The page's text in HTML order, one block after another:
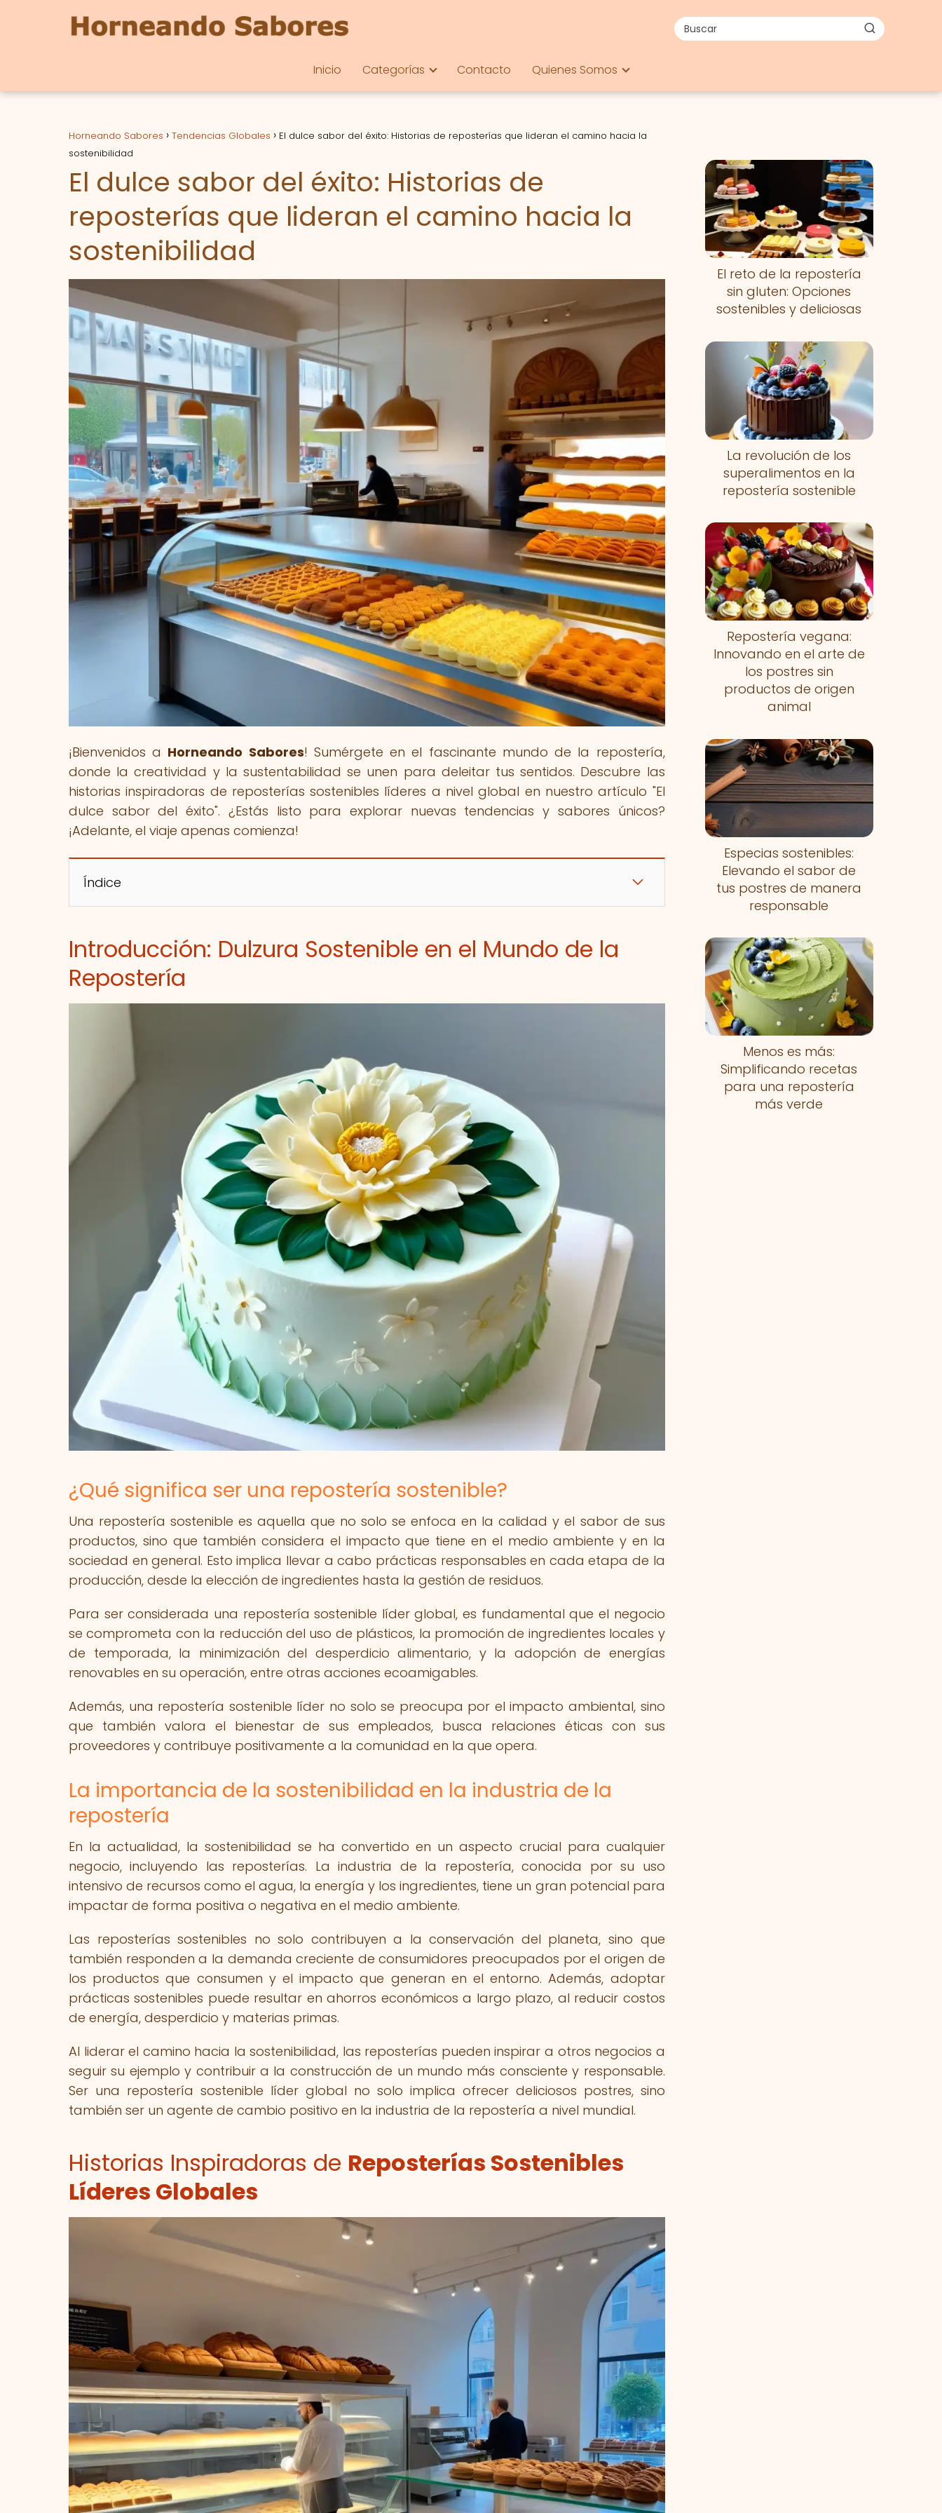
Inicio Categorías Contacto Quienes Somos
Horneando Sabores Tendencias Globales
El dulce sabor del éxito: Historias de reposterías que lideran el camino hacia la
sostenibilidad
El dulce sabor del éxito: Historias de
reposterías que lideran el camino hacia la
sostenibilidad
¡Bienvenidos a Horneando Sabores! Sumérgete en el fascinante mundo de la repostería,
donde la creatividad y la sustentabilidad se unen para deleitar tus sentidos. Descubre las
historias inspiradoras de reposterías sostenibles líderes a nivel global en nuestro artículo "El
dulce sabor del éxito". ¿Estás listo para explorar nuevas tendencias y sabores únicos?
¡Adelante, el viaje apenas comienza!
Índice
Introducción: Dulzura Sostenible en el Mundo de la
Repostería
¿Qué significa ser una repostería sostenible?
Una repostería sostenible es aquella que no solo se enfoca en la calidad y el sabor de sus
productos, sino que también considera el impacto que tiene en el medio ambiente y en la
sociedad en general. Esto implica llevar a cabo prácticas responsables en cada etapa de la
producción, desde la elección de ingredientes hasta la gestión de residuos.
Para ser considerada una repostería sostenible líder global, es fundamental que el negocio
se comprometa con la reducción del uso de plásticos, la promoción de ingredientes locales y
de temporada, la minimización del desperdicio alimentario, y la adopción de energías
renovables en su operación, entre otras acciones ecoamigables.
Además, una repostería sostenible líder no solo se preocupa por el impacto ambiental, sino
que también valora el bienestar de sus empleados, busca relaciones éticas con sus
proveedores y contribuye positivamente a la comunidad en la que opera.
La importancia de la sostenibilidad en la industria de la
repostería
En la actualidad, la sostenibilidad se ha convertido en un aspecto crucial para cualquier
negocio, incluyendo las reposterías. La industria de la repostería, conocida por su uso
intensivo de recursos como el agua, la energía y los ingredientes, tiene un gran potencial para
impactar de forma positiva o negativa en el medio ambiente.
Las reposterías sostenibles no solo contribuyen a la conservación del planeta, sino que
también responden a la demanda creciente de consumidores preocupados por el origen de
los productos que consumen y el impacto que generan en el entorno. Además, adoptar
prácticas sostenibles puede resultar en ahorros económicos a largo plazo, al reducir costos
de energía, desperdicio y materias primas.
Al liderar el camino hacia la sostenibilidad, las reposterías pueden inspirar a otros negocios a
seguir su ejemplo y contribuir a la construcción de un mundo más consciente y responsable.
Ser una repostería sostenible líder global no solo implica ofrecer deliciosos postres, sino
también ser un agente de cambio positivo en la industria de la repostería a nivel mundial.
Historias Inspiradoras de Reposterías Sostenibles
Líderes Globales
El reto de la repostería
sin gluten: Opciones
sostenibles y deliciosas
La revolución de los
superalimentos en la
repostería sostenible
Repostería vegana:
Innovando en el arte de
los postres sin
productos de origen
animal
Especias sostenibles:
Elevando el sabor de
tus postres de manera
responsable
Menos es más:
Simplificando recetas
para una repostería
más verde